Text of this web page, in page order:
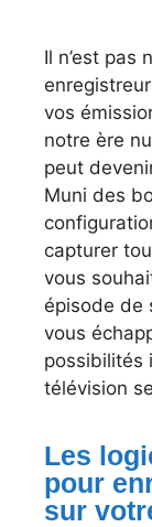
Il n’est pas
vos
notre ère
peut
Muni des
capturer
vous
épisode de
vous
possibilités
télévision
Les
pour
sur